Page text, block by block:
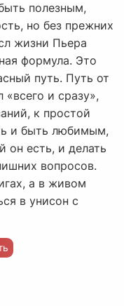
полезным,
но без прежних
жизни Пьера
формула. Это
путь. Путь от
и сразу»,
к простой
и быть любимым,
он есть, и делать
вопросов.
а в живом
в унисон с